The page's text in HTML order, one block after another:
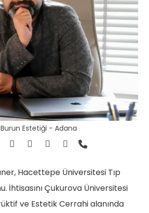
Burun Estetiği - Adana
Hacettepe Üniversitesi Tıp
İhtisasını Çukurova Üniversitesi
ve Estetik Cerrahi alanında